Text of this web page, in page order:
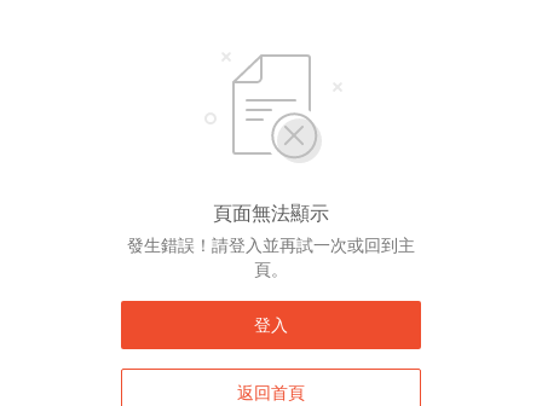
頁面無法顯示
發生錯誤！請登入並再試一次或回到主
頁。
登入
返回首頁